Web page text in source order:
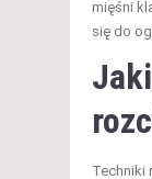
mięśni
się do
Techniki